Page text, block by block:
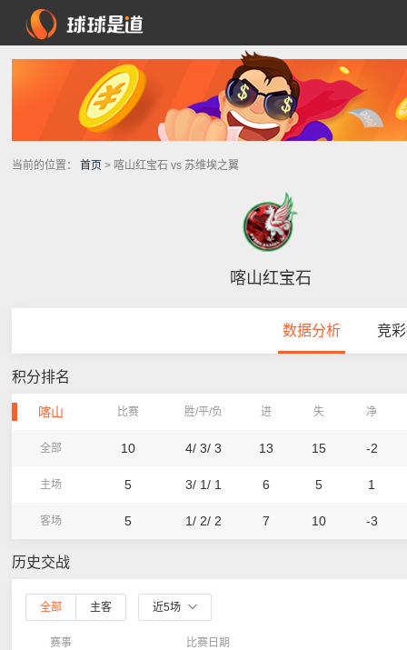
当前的位置： 首页 > 喀山红宝石 vs 苏维埃之翼
喀山红宝石
数据分析 竞
积分排名
喀山 比赛 胜/平/负 进 失 净
全部 10 4/ 3/ 3 13 15 -2
主场 5 3/ 1/ 1 6 5 1
客场 5 1/ 2/ 2 7 10 -3
历史交战
全部 主客 近5场
赛事 比赛日期